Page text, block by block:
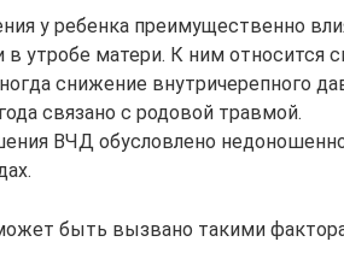
у ребенка преимущественно
утробе матери. К ним относится
снижение внутричерепного
связано с родовой травмой.
ВЧД обусловлено
быть вызвано такими